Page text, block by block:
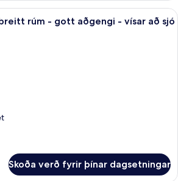
Ókeypis drykkir á míníbar,
rúm - gott aðgengi - vísar að sjó
Skoða verð fyrir þínar dagsetningar